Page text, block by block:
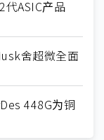
ASIC产品
舍超微全面
448G为铜